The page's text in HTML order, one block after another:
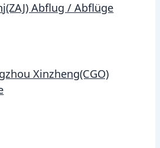
Abflug / Abflüge
Xinzheng(CGO)